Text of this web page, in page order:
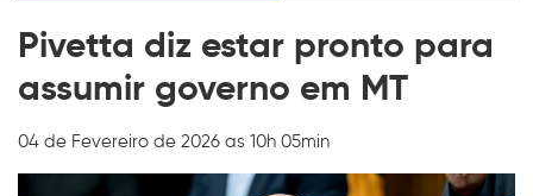
Pivetta diz estar pronto para
assumir governo em MT
04 de Fevereiro de 2026 as 10h 05min